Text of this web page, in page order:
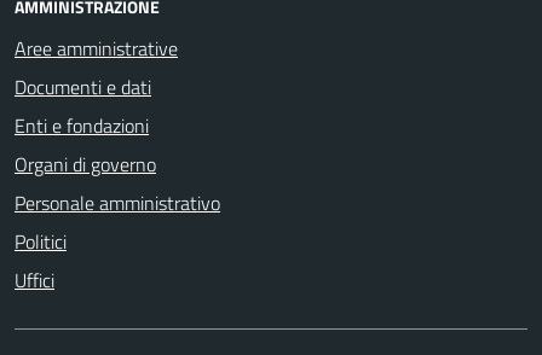
AMMINISTRAZIONE
Aree amministrative
Documenti e dati
Enti e fondazioni
Organi di governo
Personale amministrativo
Politici
Uffici